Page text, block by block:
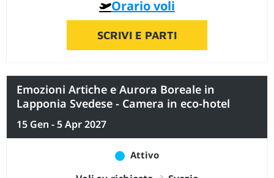
Orario voli
SCRIVI E PARTI
Emozioni Artiche e Aurora Boreale in
Lapponia Svedese - Camera in eco-hotel
15 Gen - 5 Apr 2027
Attivo